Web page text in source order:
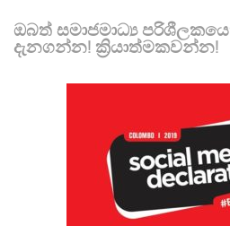
ඔබත් සමාජමාධ්‍ය
දැනගන්න! ක්‍රියාත්මකවන්න!